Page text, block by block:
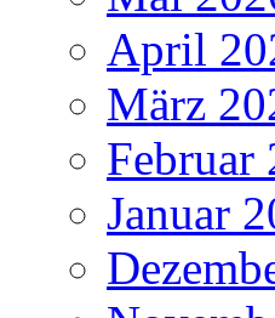
April
März
Februar
Januar